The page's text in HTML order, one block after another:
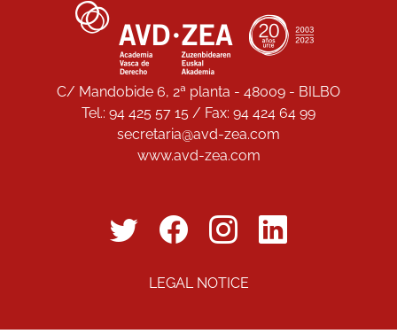
C/ Mandobide 6, 2ª planta - 48009 - BILBO
Tel.: 94 425 57 15 / Fax: 94 424 64 99
secretaria@avd-zea.com
www.avd-zea.com
LEGAL NOTICE